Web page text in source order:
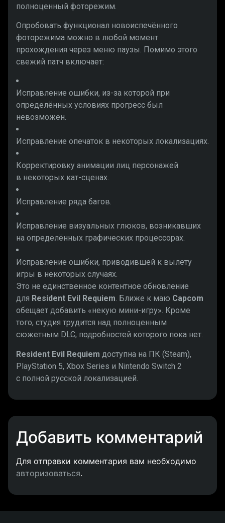
полноценный фоторежим.
Опробовать функционал новоиспечённого
фоторежима можно в любой момент
прохождения через меню паузы. Помимо этого
свежий патч включает:
Исправление ошибки, из-за которой при
определённых условиях прогресс был
невозможен.
Исправление опечаток в некоторых локализациях.
Корректировку анимации лиц персонажей
в некоторых кат-сценах.
Исправление ряда багов.
Исправление визуальных глюков, возникавших
на определённых графических процессорах.
Исправление ошибки, приводившей к вылету
игры в некоторых случаях.
Это не единственное контентное обновление
для Resident Evil Requiem. Ближе к маю Capcom
обещает добавить «некую мини-игру». Кроме
того, студия трудится над полноценным
сюжетным DLC, подробностей которого пока нет.
Resident Evil Requiem доступна на ПК (Steam),
PlayStation 5, Xbox Series и Nintendo Switch 2
с полной русской локализацией.
Добавить комментарий
Для отправки комментария вам необходимо
авторизоваться.